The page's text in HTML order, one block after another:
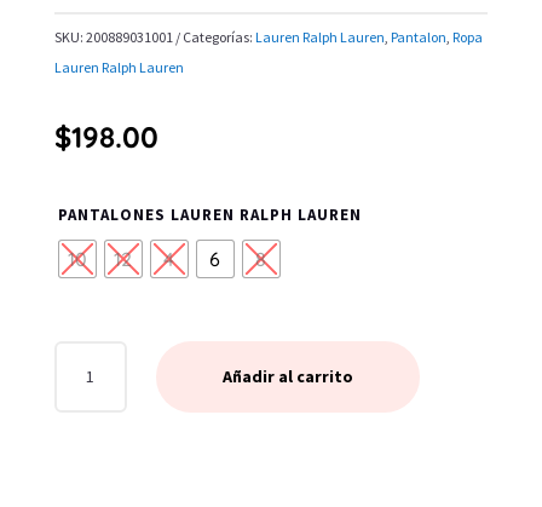
SKU: 200889031001 Categorías: Lauren Ralph Lauren, Pantalon, Ropa
Lauren Ralph Lauren
$198.00
PANTALONES LAUREN RALPH LAUREN
10 12 4 6 8
Añadir al carrito